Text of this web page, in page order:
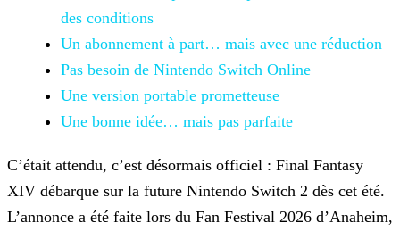
des conditions
Un abonnement à part… mais avec une réduction
Pas besoin de Nintendo Switch Online
Une version portable prometteuse
Une bonne idée… mais pas parfaite
C’était attendu, c’est désormais officiel : Final Fantasy
XIV débarque sur la future Nintendo Switch 2 dès cet été.
L’annonce a été faite lors du Fan Festival 2026 d’Anaheim,